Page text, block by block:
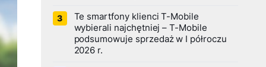
Te smartfony klienci T-Mobile
wybierali najchętniej – T-Mobile
podsumowuje sprzedaż w I półroczu
2026 r.